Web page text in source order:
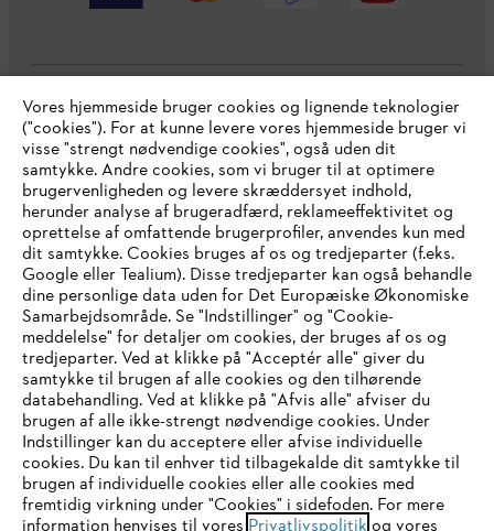
Virksomheden
STIHL FAQ
Service
Generelle vilkår og betingelser Privatlivspolitik
Juridisk meddelelse Cookies
IHR BROWSER WIRD NICHT
UNTERSTÜTZT
Sie nutzen einen Browser, den wir noch nicht unterstützen. Für
eine optimale Nutzung unserer Seite empfehlen wir Ihnen, zu
einem der folgenden Browser zu wechseln:
Vores hjemmeside bruger cookies og lignende teknologier
("cookies"). For at kunne levere vores hjemmeside bruger vi
visse "strengt nødvendige cookies", også uden dit
samtykke. Andre cookies, som vi bruger til at optimere
brugervenligheden og levere skræddersyet indhold,
herunder analyse af brugeradfærd, reklameeffektivitet og
oprettelse af omfattende brugerprofiler, anvendes kun med
dit samtykke. Cookies bruges af os og tredjeparter (f.eks.
Google eller Tealium). Disse tredjeparter kan også behandle
dine personlige data uden for Det Europæiske Økonomiske
Samarbejdsområde. Se "Indstillinger" og "Cookie-
meddelelse" for detaljer om cookies, der bruges af os og
tredjeparter. Ved at klikke på "Acceptér alle" giver du
samtykke til brugen af alle cookies og den tilhørende
databehandling. Ved at klikke på "Afvis alle" afviser du
brugen af alle ikke-strengt nødvendige cookies. Under
Indstillinger kan du acceptere eller afvise individuelle
cookies. Du kan til enhver tid tilbagekalde dit samtykke til
brugen af individuelle cookies eller alle cookies med
fremtidig virkning under "Cookies" i sidefoden. For mere